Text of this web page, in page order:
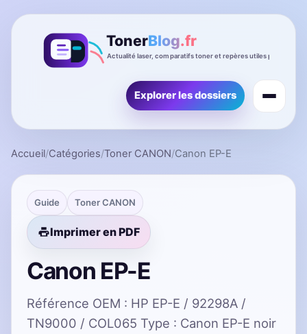
Explorer les dossiers
Accueil/Catégories/Toner CANON/Canon EP-E
Guide Toner CANON
Imprimer en PDF
Canon EP-E
Référence OEM : HP EP-E / 92298A /
TN9000 / COL065 Type : Canon EP-E noir